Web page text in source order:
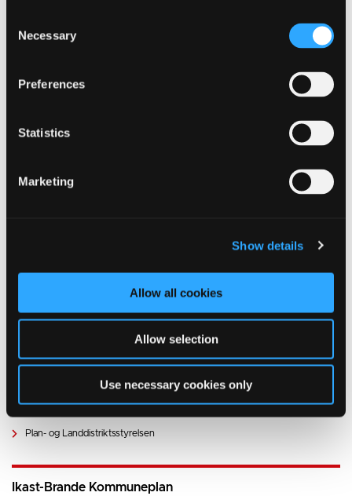
Selection
Necessary
Preferences
Statistics
Marketing
Show details
Allow all cookies
Allow selection
Use necessary cookies only
Oplysningsskema ved anmodning og udarbejdelse af lokalplaner
Offentliggørelser og høringer
Klagevejledning og retsvirkning
Grundejerforeninger
Plan- og Landdistriktsstyrelsen
Ikast-Brande Kommuneplan